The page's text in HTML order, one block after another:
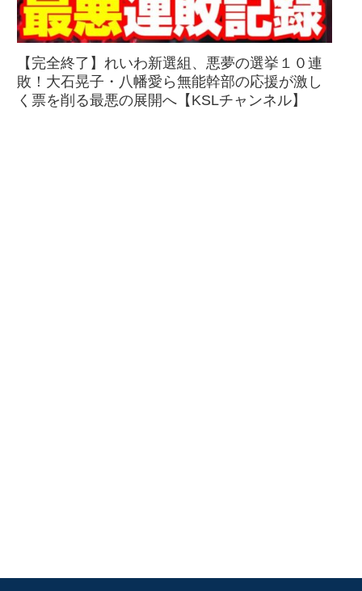
【完全終了】れいわ新選組、悪夢の選挙１０連
敗！大石晃子・八幡愛ら無能幹部の応援が激し
く票を削る最悪の展開へ【KSLチャンネル】